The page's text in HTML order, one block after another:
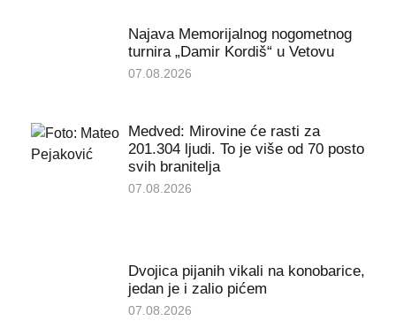
Najava Memorijalnog nogometnog
turnira „Damir Kordiš“ u Vetovu
07.08.2026
Medved: Mirovine će rasti za
201.304 ljudi. To je više od 70 posto
svih branitelja
07.08.2026
Dvojica pijanih vikali na konobarice,
jedan je i zalio pićem
07.08.2026